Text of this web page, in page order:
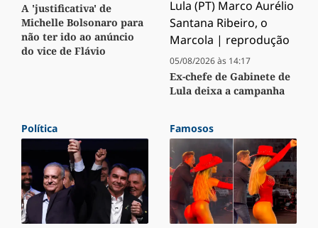
A 'justificativa' de
Michelle Bolsonaro para
não ter ido ao anúncio
do vice de Flávio
05/08/2026 às 14:17
Ex-chefe de Gabinete de
Lula deixa a campanha
Política Famosos